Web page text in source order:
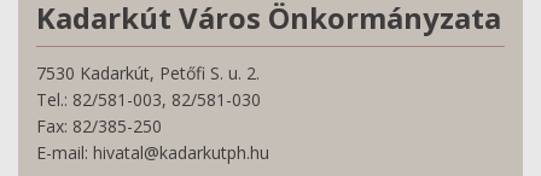
Kadarkút Város Önkormányzata
7530 Kadarkút, Petőfi S. u. 2.
Tel.: 82/581-003, 82/581-030
Fax: 82/385-250
E-mail: hivatal@kadarkutph.hu